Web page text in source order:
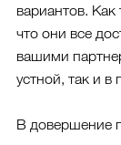
вариантов. Как
что они все
вашими
устной, так и
В довершение